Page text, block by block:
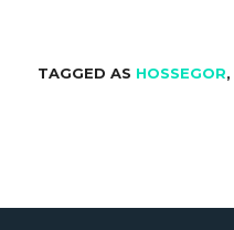
TAGGED AS HOSSEGOR,